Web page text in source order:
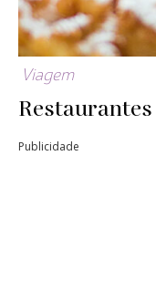
Viagem
Publicidade